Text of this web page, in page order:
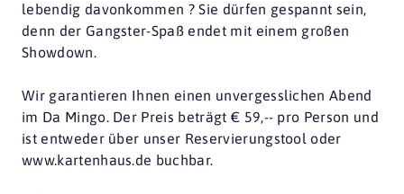
lebendig davonkommen ? Sie dürfen gespannt sein,
denn der Gangster-Spaß endet mit einem großen
Showdown.
Wir garantieren Ihnen einen unvergesslichen Abend
im Da Mingo. Der Preis beträgt € 59,-- pro Person und
ist entweder über unser Reservierungstool oder
www.kartenhaus.de buchbar.